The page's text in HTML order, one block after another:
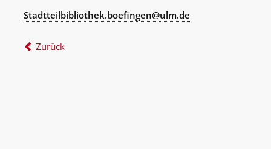
Stadtteilbibliothek.boefingen@ulm.de
Zurück